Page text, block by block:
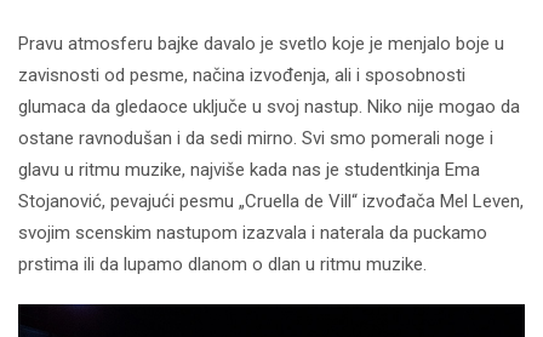
Pravu atmosferu bajke davalo je svetlo koje je menjalo boje u
zavisnosti od pesme, načina izvođenja, ali i sposobnosti
glumaca da gledaoce uključe u svoj nastup. Niko nije mogao da
ostane ravnodušan i da sedi mirno. Svi smo pomerali noge i
glavu u ritmu muzike, najviše kada nas je studentkinja Ema
Stojanović, pevajući pesmu „Cruella de Vill“ izvođača Mel Leven,
svojim scenskim nastupom izazvala i naterala da puckamo
prstima ili da lupamo dlanom o dlan u ritmu muzike.